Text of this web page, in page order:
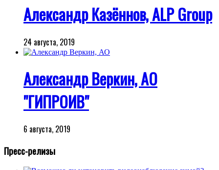
Александр Казённов, ALP Group
24 августа, 2019
Александр Веркин, АО
"ГИПРОИВ"
6 августа, 2019
Пресс-релизы